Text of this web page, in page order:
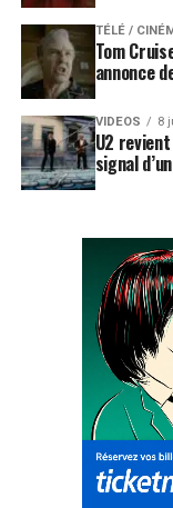
TÉLÉ /
Tom
annonce
VIDEOS 8
U2
signal